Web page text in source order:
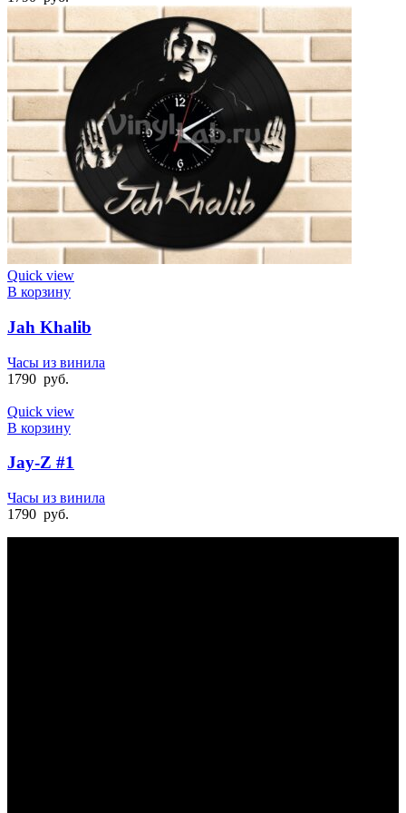
Quick view
В корзину
Jah Khalib
Часы из винила
1790 руб.
Quick view
В корзину
Jay-Z #1
Часы из винила
1790 руб.